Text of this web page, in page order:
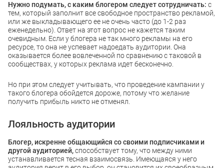
Нужно подумать, с каким блогером следует сотрудничать: с
тем, который заполнит все свободное пространство рекламой,
или же выкладывающего ее не очень часто (до 1-2 раз
еженедельно). Ответ на этот вопрос не кажется таким
очевидным. Если у блогера не так много рекламы на его
ресурсе, то она не успевает надоедать аудитории. Она
оказывается более вовлеченной по сравнению с таковой в
сообществах, у которых реклама идет бесконечно.
Но при этом следует учитывать, что проведение кампании у
такого блогера обойдется дороже, потому что желание
получить прибыль никто не отменял.
Лояльность аудитории
Блогер, искренне общающийся со своими подписчиками и
другой аудиторией,способствует тому, что между ними
устанавливается тесная взаимосвязь. Имеющаяся у него